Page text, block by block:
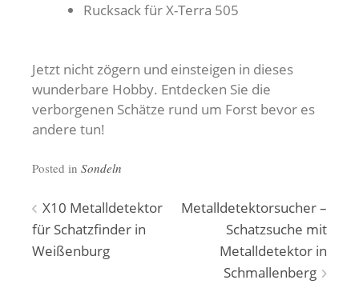
Rucksack für X-Terra 505
Jetzt nicht zögern und einsteigen in dieses
wunderbare Hobby. Entdecken Sie die
verborgenen Schätze rund um Forst bevor es
andere tun!
Posted in Sondeln
Beitragsnavigation
X10 Metalldetektor
für Schatzfinder in
Weißenburg
Metalldetektorsucher –
Schatzsuche mit
Metalldetektor in
Schmallenberg